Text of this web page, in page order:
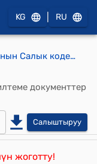
KG RU
"Кыргыз Республикасынын Салык кодексин колдонууга киргизүү жөнүндө" Кыргыз Республикасынын Мыйзамынын жана Кыргыз Республикасынын Салык кодексинин долбоорлорунун толуктап иштелип чыккан редакциялары тууралуу" Кыргыз Республикасынын Өкмөтүнүн 2008-жылдын 27-сентябрындагы № 541 токтому
документтер
Салыштыруу
жоготту!